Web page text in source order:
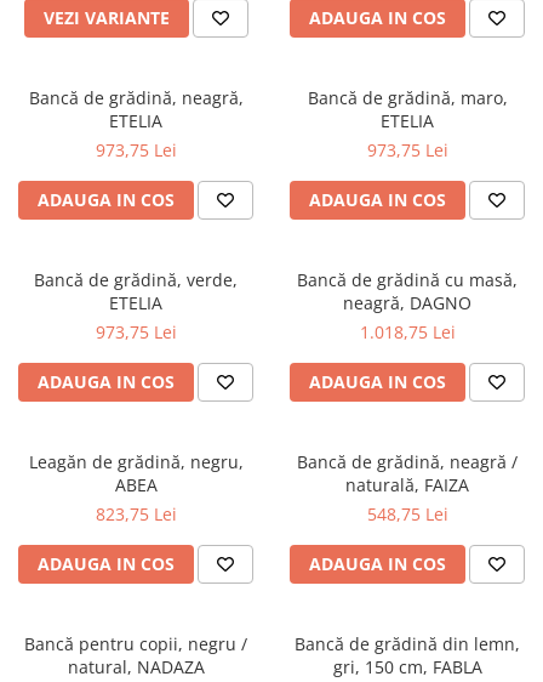
Set mobilier Living
Tabureti
Seturi dormitoare complete
VEZI VARIANTE ADAUGA IN COS
Bancă de grădină, neagră,
ETELIA
973,75 Lei
ADAUGA IN COS
Bancă de grădină, maro,
ETELIA
973,75 Lei
ADAUGA IN COS
Bancă de grădină, verde,
ETELIA
973,75 Lei
ADAUGA IN COS
Bancă de grădină cu masă,
neagră, DAGNO
1.018,75 Lei
ADAUGA IN COS
Leagăn de grădină, negru,
ABEA
823,75 Lei
ADAUGA IN COS
Bancă de grădină, neagră /
naturală, FAIZA
548,75 Lei
ADAUGA IN COS
Bancă pentru copii, negru /
natural, NADAZA
Bancă de grădină din lemn,
gri, 150 cm, FABLA